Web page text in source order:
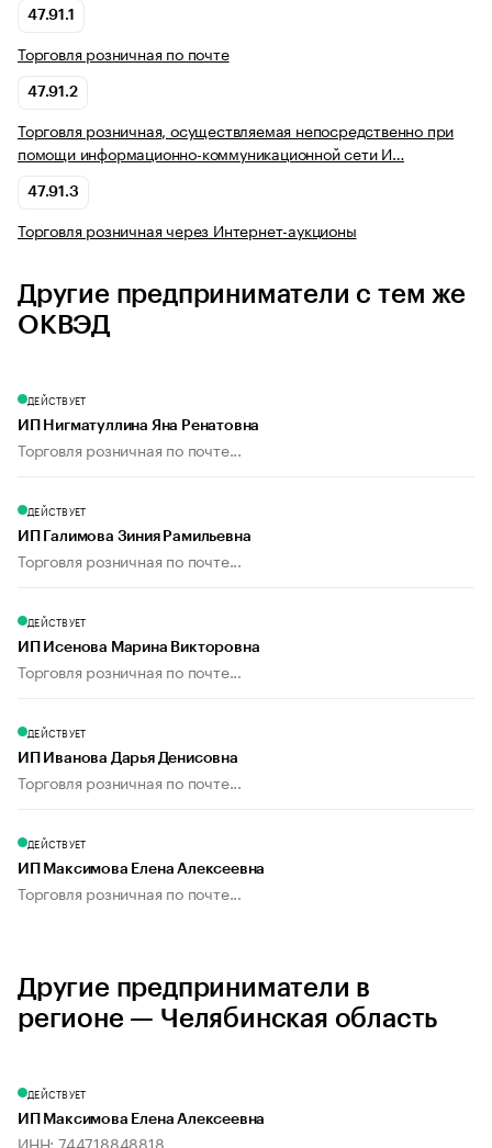
47.91.1
Торговля розничная по почте
47.91.2
Торговля розничная, осуществляемая непосредственно при
помощи информационно-коммуникационной сети И…
47.91.3
Торговля розничная через Интернет-аукционы
Другие предприниматели с тем же
ОКВЭД
ДЕЙСТВУЕТ
ИП Нигматуллина Яна Ренатовна
Торговля розничная по почте...
ДЕЙСТВУЕТ
ИП Галимова Зиния Рамильевна
Торговля розничная по почте...
ДЕЙСТВУЕТ
ИП Исенова Марина Викторовна
Торговля розничная по почте...
ДЕЙСТВУЕТ
ИП Иванова Дарья Денисовна
Торговля розничная по почте...
ДЕЙСТВУЕТ
ИП Максимова Елена Алексеевна
Торговля розничная по почте...
Другие предприниматели в
регионе — Челябинская область
ДЕЙСТВУЕТ
ИП Максимова Елена Алексеевна
ИНН: 744718848818